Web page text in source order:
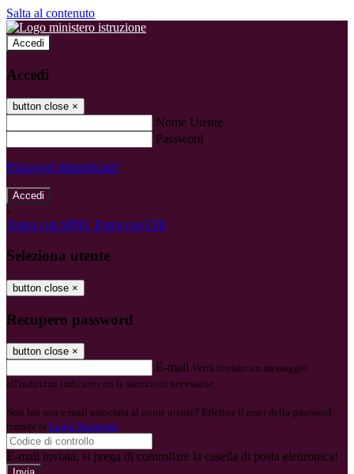
Salta al contenuto
Accedi
Accedi
button close ×
Nome Utente
Password
Password dimenticata?
-
Entra con SPID Entra con CIE
Seleziona utente
button close ×
Recupero password
button close ×
E-mail Verrà inviato un messaggio
all'indirizzo indicato con le istruzioni necessarie.
Non hai una e-mail associata al nome utente? Effettua il reset della password
tramite la Login Spaggiari
E-mail inviata, si prega di controllare la casella di posta elettronica!